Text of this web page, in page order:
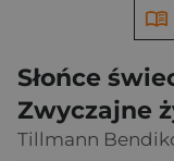
Słońce
Zwyczajne
Tillmann